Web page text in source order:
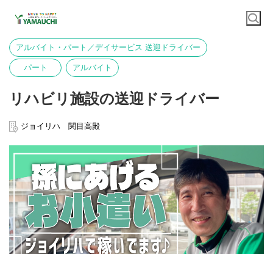
アルバイト・パート／デイサービス 送迎ドライバー
パート アルバイト
リハビリ施設の送迎ドライバー
ジョイリハ 関目高殿